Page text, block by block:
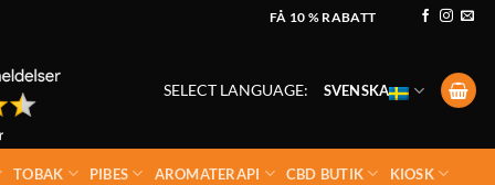
FÅ 10 % RABATT
SELECT LANGUAGE: SVENSKA
TOBAK PIBES AROMATERAPI CBD BUTIK KIOSK